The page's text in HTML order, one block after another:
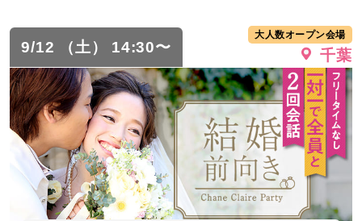
9/12 （土） 14:30〜
大人数オープン会場
千葉